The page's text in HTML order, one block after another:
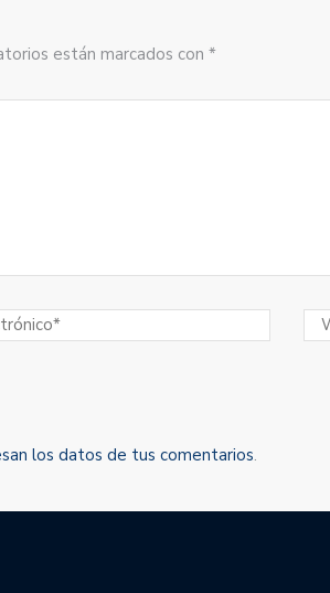
están marcados con *
los datos de tus comentarios.